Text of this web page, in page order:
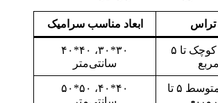
تراس ابعاد مناسب سرامیک
تراس‌های کوچک تا ۵
۳۰*۳۰، ۴۰*۴۰
سانتی‌متر
تراس‌های متوسط ۵ تا
۴۰*۴۰، ۵۰*۵۰